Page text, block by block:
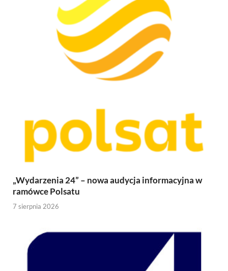
„Wydarzenia 24” – nowa audycja informacyjna w
ramówce Polsatu
7 sierpnia 2026